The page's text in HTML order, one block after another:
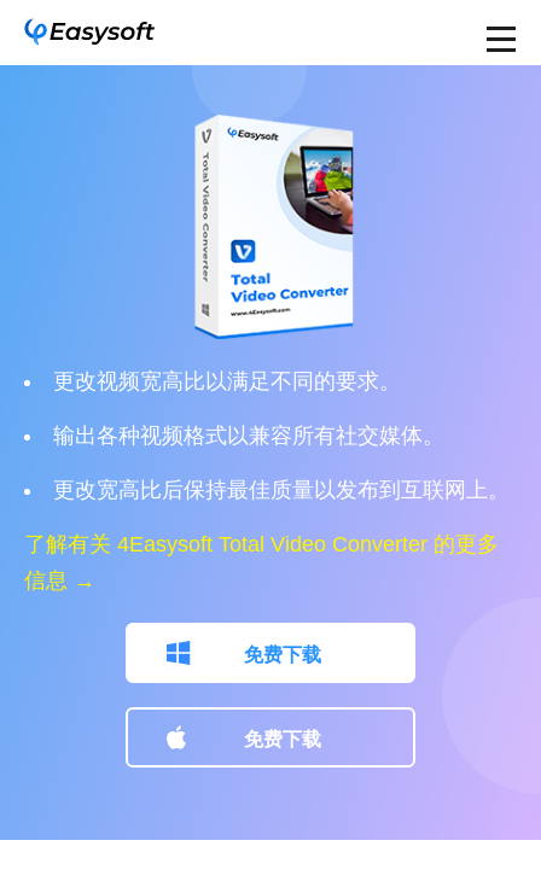
更改视频宽高比以满足不同的要求。
输出各种视频格式以兼容所有社交媒体。
更改宽高比后保持最佳质量以发布到互联网上。
了解有关 4Easysoft Total Video Converter 的更多
信息 →
免费下载
免费下载